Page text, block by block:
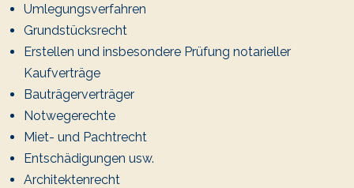
Umlegungsverfahren
Grundstücksrecht
Erstellen und insbesondere Prüfung notarieller
Kaufverträge
Bauträgerverträger
Notwegerechte
Miet- und Pachtrecht
Entschädigungen usw.
Architektenrecht